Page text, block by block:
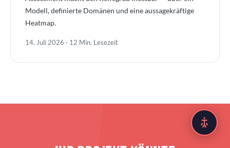
Modell, definierte Domänen und eine aussagekräftige
Heatmap.
14. Juli 2026 · 12 Min. Lesezeit